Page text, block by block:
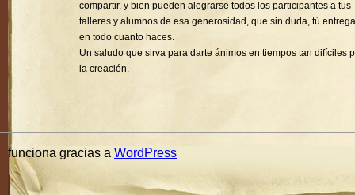
compartir, y bien pueden alegrarse todos los participantes a tus
talleres y alumnos de esa generosidad, que sin duda, tú
en todo cuanto haces.
Un saludo que sirva para darte ánimos en tiempos tan difíciles
la creación.
funciona gracias a WordPress